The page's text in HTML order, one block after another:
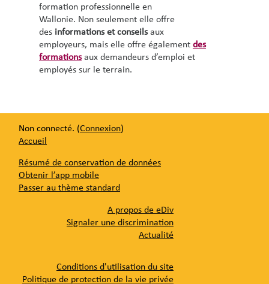
formation professionnelle en
Wallonie. Non seulement elle offre
des informations et conseilsaux
employeurs, mais elle offre également des
formationsaux demandeurs d’emploi et
employés sur le terrain.
Non connecté. (Connexion)
Accueil
Résumé de conservation de données
Obtenir l’app mobile
Passer au thème standard
A propos de eDiv
Signaler une discrimination
Actualité
Conditions d'utilisation du site
Politique de protection de la vie privée